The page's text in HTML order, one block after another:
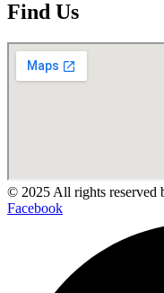
Find Us
© 2025 All rights reserved
Facebook